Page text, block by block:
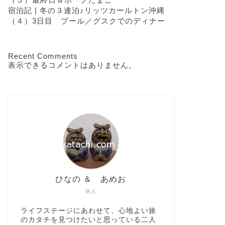
宿泊記 | 冬の３連泊♪リッツカールトン沖縄
（４）3日目 プール／グスクでのディナー
Recent Comments
表示できるコメントはありません。
旅人
ひなの ＆ あめお
ライフステージにあわせて、心地よい旅
のカタチを見つけたいと思っている二人